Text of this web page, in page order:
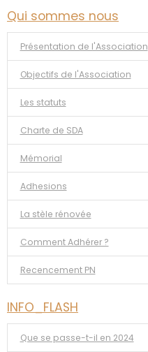
Qui sommes nous
Présentation de l'Association
Objectifs de l'Association
Les statuts
Charte de SDA
Mémorial
Adhesions
La stèle rénovée
Comment Adhérer ?
Recencement PN
INFO_FLASH
Que se passe-t-il en 2024